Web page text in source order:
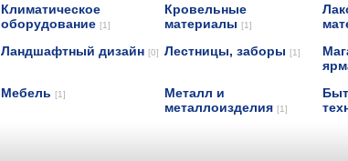
Климатическое
оборудование [1]
Кровельные
материалы [1]
Ландшафтный дизайн [0] Лестницы, заборы [1]
Мебель [1]
Металл и
металлоизделия [1]